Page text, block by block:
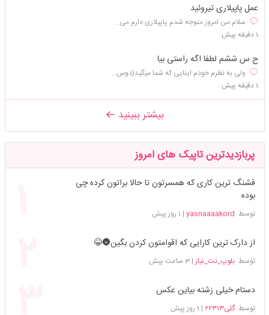
عمل پاپیلاری تیروئید
سلام من امروز متوجه شدم پاپیلاری دارم می...
1 دقیقه پیش
ح س ششم لطفا اگه راستی بیا
ولی به نظرم خودم اینایی که شما میگید(دوس...
1 دقیقه پیش
بیشتر ببینید
پربازدیدترین تاپیک های امروز
قشنگ ترین کاری که همسرتون تا حالا براتون کرده چی
بوده
توسط yasnaaaakord
| 1 روز پیش
از دارک ترین کارایی که اقوامتون کردن بگین🌚😂
توسطبلوپ_نت_نیاز |3 ساعت پیش
دستام خیلی زشته بیاین عکس
توسطگلی۲۲۳۱۳ | 1 روز پیش